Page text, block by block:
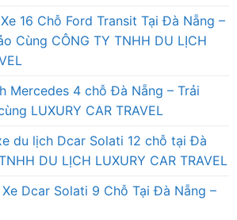
16 Chỗ Ford Transit Tại Đà Nẵng –
Cùng CÔNG TY TNHH DU LỊCH
Mercedes 4 chỗ Đà Nẵng – Trải
LUXURY CAR TRAVEL
du lịch Dcar Solati 12 chỗ tại Đà
DU LỊCH LUXURY CAR TRAVEL
Dcar Solati 9 Chỗ Tại Đà Nẵng –